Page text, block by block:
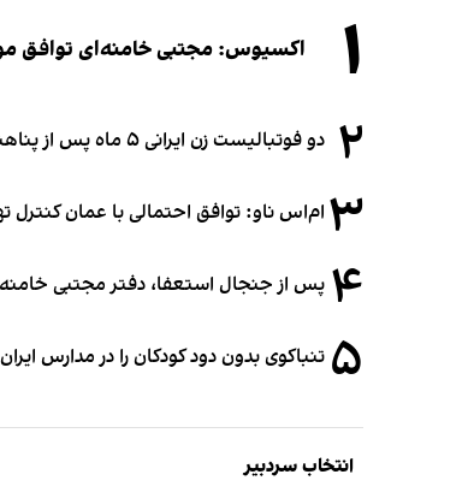
۱ اکسیوس: مجتبی خامنه‌ای توافق
۲ دو فوتبالیست زن ایرانی ۵ ماه پس از پناهندگی، شهروند استرالیا شدند
۳ ام‌اس ناو: توافق احتمالی با عمان کنترل
۴ پس از جنجال استعفا، دفتر مجتبی
۵ تنباکوی بدون دود کودکان را در مدارس
انتخاب سردبیر